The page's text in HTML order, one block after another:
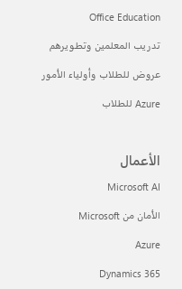
Office Education
تدريب المعلمين وتطويرهم
عروض للطلاب وأولياء الأمور
Azure للطلاب
الأعمال
Microsoft AI
الأمان من Microsoft
Azure
Dynamics 365